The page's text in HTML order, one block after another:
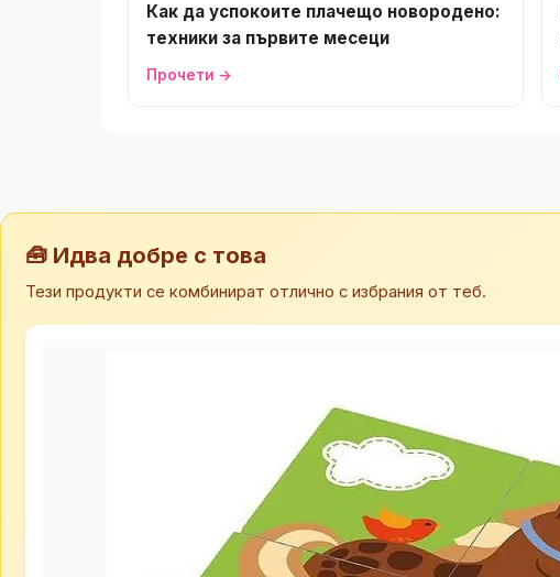
Как да успокоите плачещо новородено:
техники за първите месеци
Прочети →
🧰 Идва добре с това
Тези продукти се комбинират отлично с избрания от теб.